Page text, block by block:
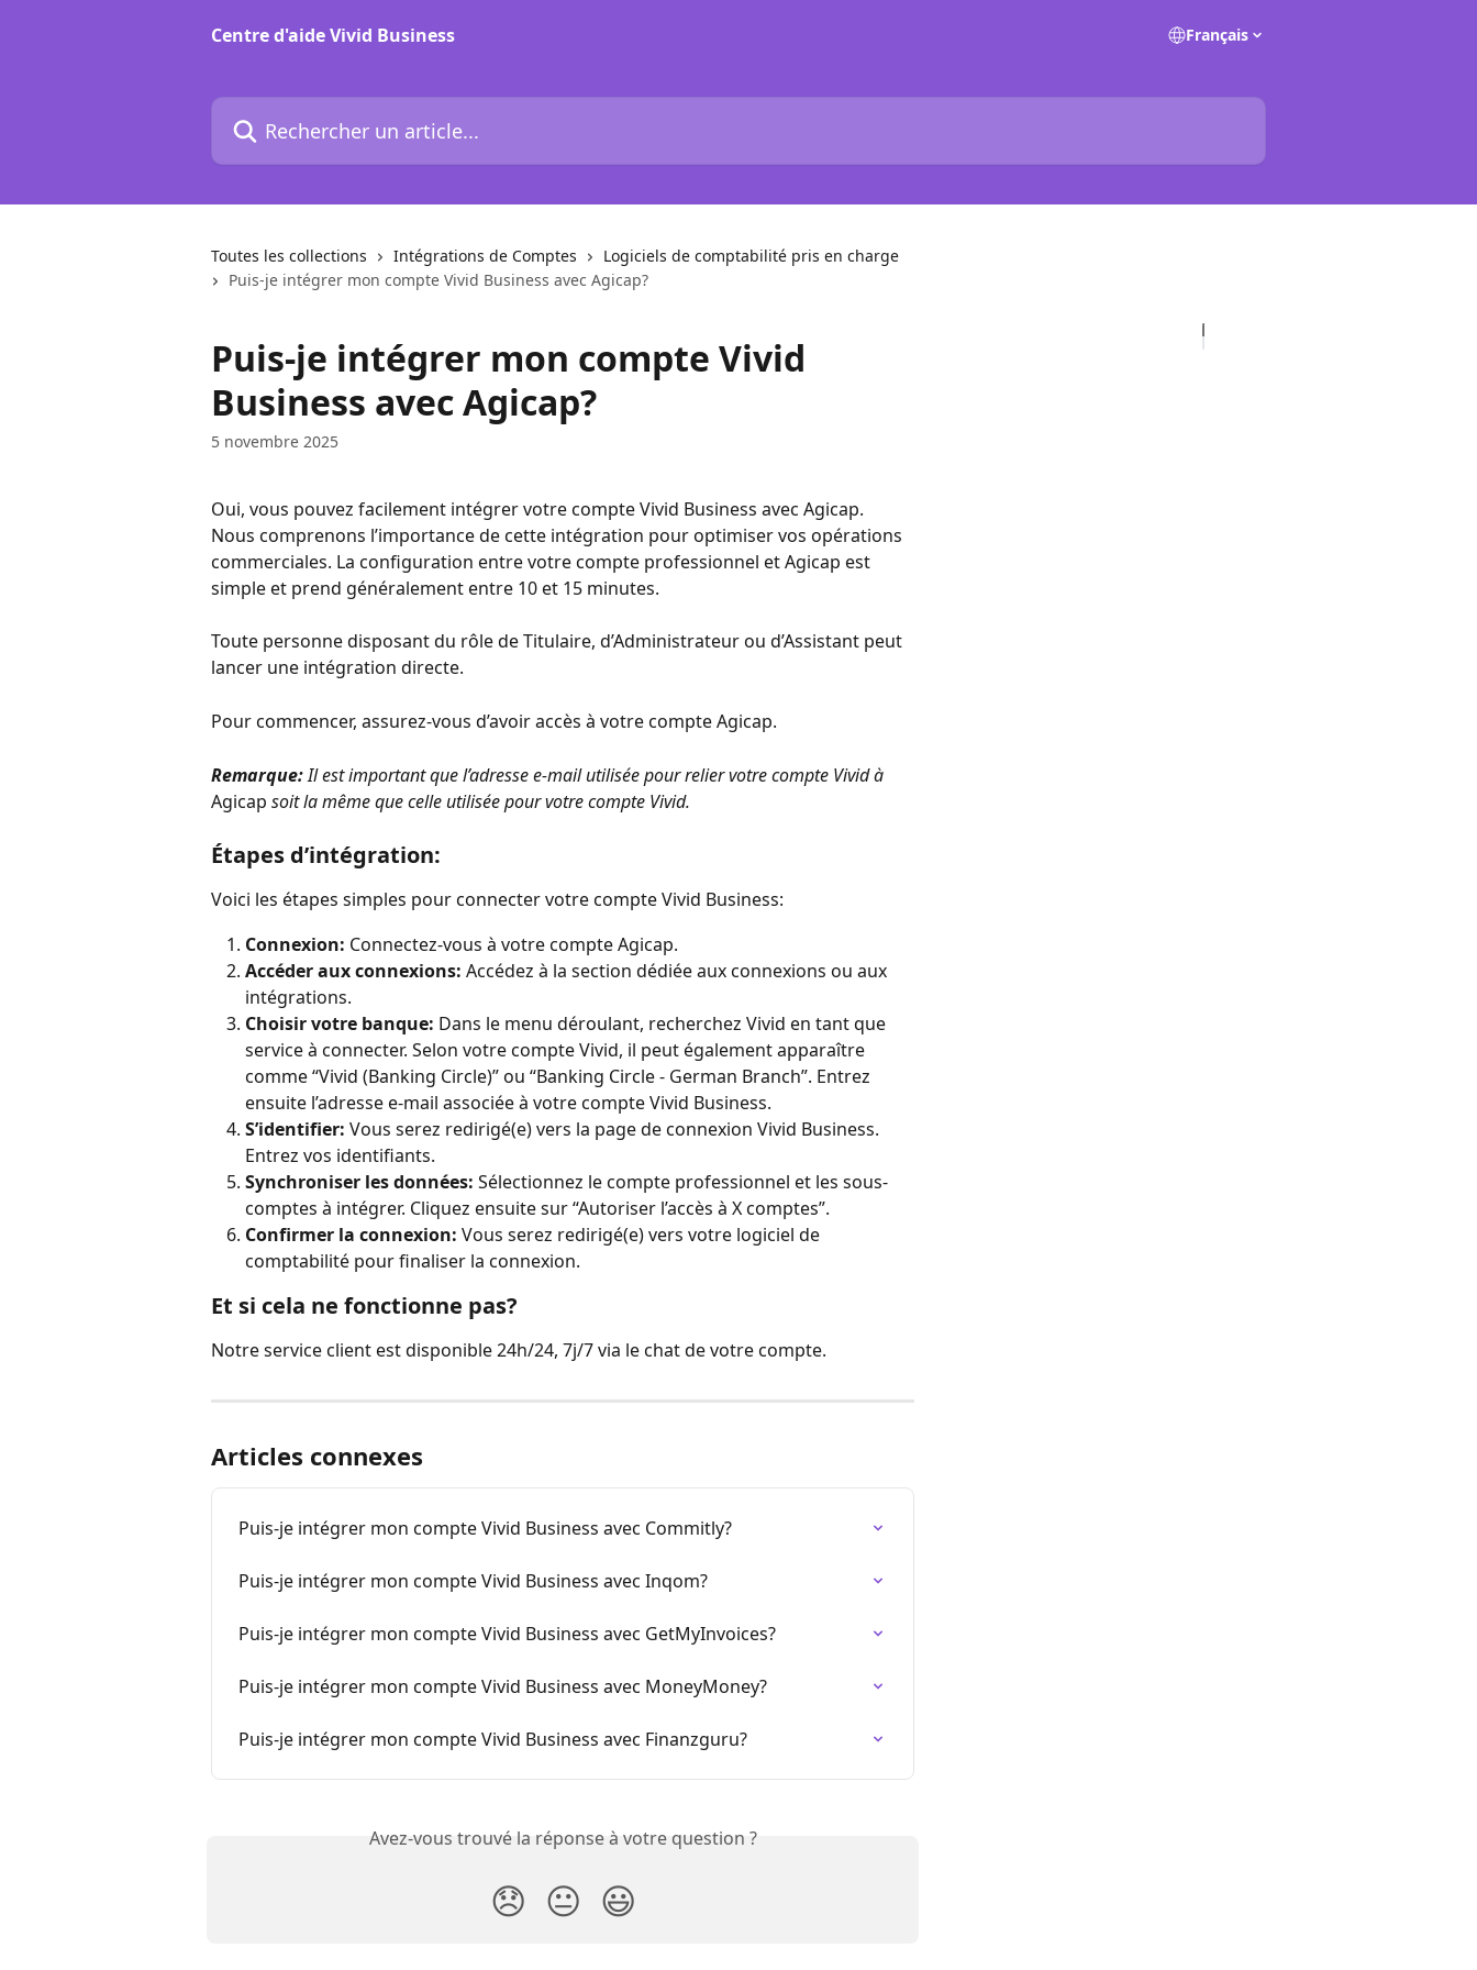
Centre d'aide Vivid Business
Français
Rechercher un article...
Toutes les collections Intégrations de Comptes
Logiciels de comptabilité pris en charge
Puis-je intégrer mon compte Vivid Business avec Agicap?
Puis-je intégrer mon compte Vivid
Business avec Agicap?
5 novembre 2025
Oui, vous pouvez facilement intégrer votre compte Vivid Business avec Agicap.
Nous comprenons l’importance de cette intégration pour optimiser vos opérations
commerciales. La configuration entre votre compte professionnel et Agicap est
simple et prend généralement entre 10 et 15 minutes.
Toute personne disposant du rôle de Titulaire, d’Administrateur ou d’Assistant peut
lancer une intégration directe.
Pour commencer, assurez-vous d’avoir accès à votre compte Agicap.
Remarque: Il est important que l’adresse e-mail utilisée pour relier votre compte Vivid à
Agicap soit la même que celle utilisée pour votre compte Vivid.
Étapes d’intégration:
Voici les étapes simples pour connecter votre compte Vivid Business:
Connexion: Connectez-vous à votre compte Agicap.
Accéder aux connexions: Accédez à la section dédiée aux connexions ou aux
intégrations.
Choisir votre banque: Dans le menu déroulant, recherchez Vivid en tant que
service à connecter. Selon votre compte Vivid, il peut également apparaître
comme “Vivid (Banking Circle)” ou “Banking Circle - German Branch”. Entrez
ensuite l’adresse e-mail associée à votre compte Vivid Business.
S’identifier: Vous serez redirigé(e) vers la page de connexion Vivid Business.
Entrez vos identifiants.
Synchroniser les données: Sélectionnez le compte professionnel et les sous-
comptes à intégrer. Cliquez ensuite sur “Autoriser l’accès à X comptes”.
Confirmer la connexion: Vous serez redirigé(e) vers votre logiciel de
comptabilité pour finaliser la connexion.
Et si cela ne fonctionne pas?
Notre service client est disponible 24h/24, 7j/7 via le chat de votre compte.
Articles connexes
Puis-je intégrer mon compte Vivid Business avec Commitly?
Puis-je intégrer mon compte Vivid Business avec Inqom?
Puis-je intégrer mon compte Vivid Business avec GetMyInvoices?
Puis-je intégrer mon compte Vivid Business avec MoneyMoney?
Puis-je intégrer mon compte Vivid Business avec Finanzguru?
Avez-vous trouvé la réponse à votre question ?
😞 😐 😃